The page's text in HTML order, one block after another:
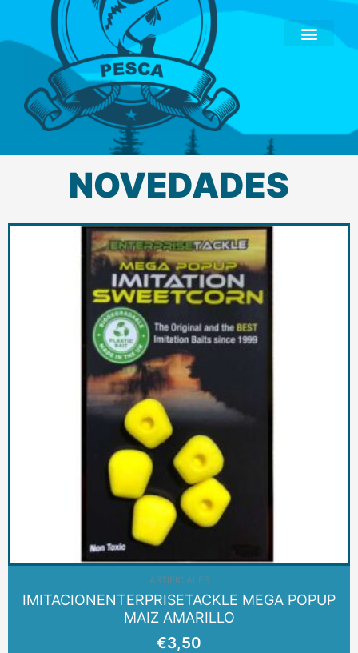
NOVEDADES
ARTIFICIALES
IMITACIONENTERPRISETACKLE MEGA POPUP
MAIZ AMARILLO
€3,50